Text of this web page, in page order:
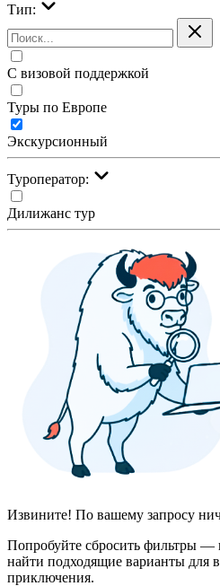
Тип:
С визовой поддержкой
Туры по Европе
Экскурсионный
Туроператор:
Дилижанс тур
Извините! По вашему запросу
Попробуйте сбросить фильтры —
найти подходящие варианты для
приключения.